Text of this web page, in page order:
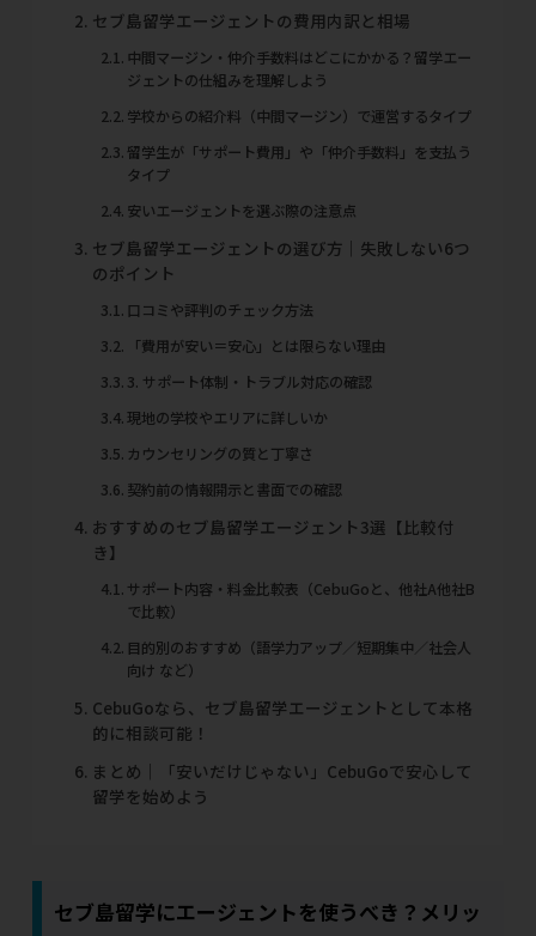
セブ島留学エージェントの費用内訳と相場
中間マージン・仲介手数料はどこにかかる？留学エー
ジェントの仕組みを理解しよう
学校からの紹介料（中間マージン）で運営するタイプ
留学生が「サポート費用」や「仲介手数料」を支払う
タイプ
安いエージェントを選ぶ際の注意点
セブ島留学エージェントの選び方｜失敗しない6つ
のポイント
口コミや評判のチェック方法
「費用が安い＝安心」とは限らない理由
3. サポート体制・トラブル対応の確認
現地の学校やエリアに詳しいか
カウンセリングの質と丁寧さ
契約前の情報開示と書面での確認
おすすめのセブ島留学エージェント3選【比較付
き】
サポート内容・料金比較表（CebuGoと、他社A他社B
で比較）
目的別のおすすめ（語学力アップ／短期集中／社会人
向け など）
CebuGoなら、セブ島留学エージェントとして本格
的に相談可能！
まとめ｜「安いだけじゃない」CebuGoで安心して
留学を始めよう
セブ島留学にエージェントを使うべき？メリッ